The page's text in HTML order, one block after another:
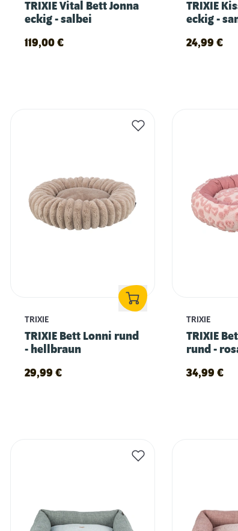
TRIXIE Vital Bett Jonna
eckig - salbei
119,00 €
TRIXIE
eckig -
24,99 €
TRIXIE
TRIXIE Bett Lonni rund
- hellbraun
29,99 €
TRIXIE
TRIXIE
rund -
34,99 €